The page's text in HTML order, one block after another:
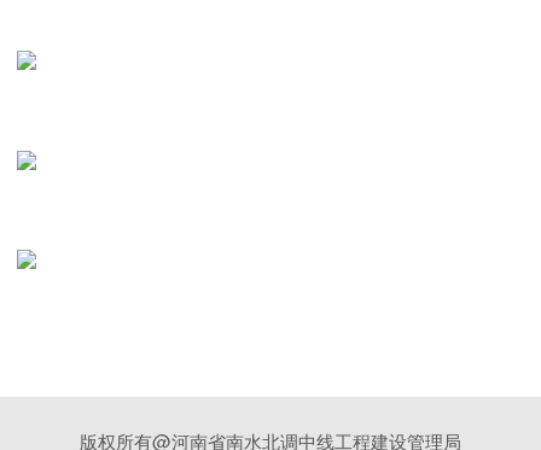
版权所有@河南省南水北调中线工程建设管理局